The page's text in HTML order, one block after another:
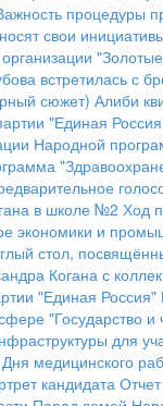
процедуры
свои
встретилась с
сюжет) Алиби
"Единая
Народной
в школе №2 Ход
экономики и
стол,
Когана с
"Единая Россия"
"Государство и
для
медицинского
кандидата